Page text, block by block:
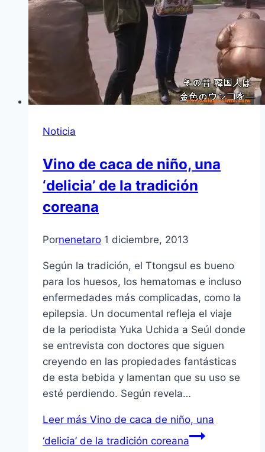
Noticia
Vino de caca de niño, una
‘delicia’ de la tradición
coreana
Pornenetaro 1 diciembre, 2013
Según la tradición, el Ttongsul es bueno
para los huesos, los hematomas e incluso
enfermedades más complicadas, como la
epilepsia. Un documental refleja el viaje
de la periodista Yuka Uchida a Seúl donde
se entrevista con doctores que siguen
creyendo en las propiedades fantásticas
de esta bebida y lamentan que su uso se
esté perdiendo. Según revela…
Leer más Vino de caca de niño, una
‘delicia’ de la tradición coreana